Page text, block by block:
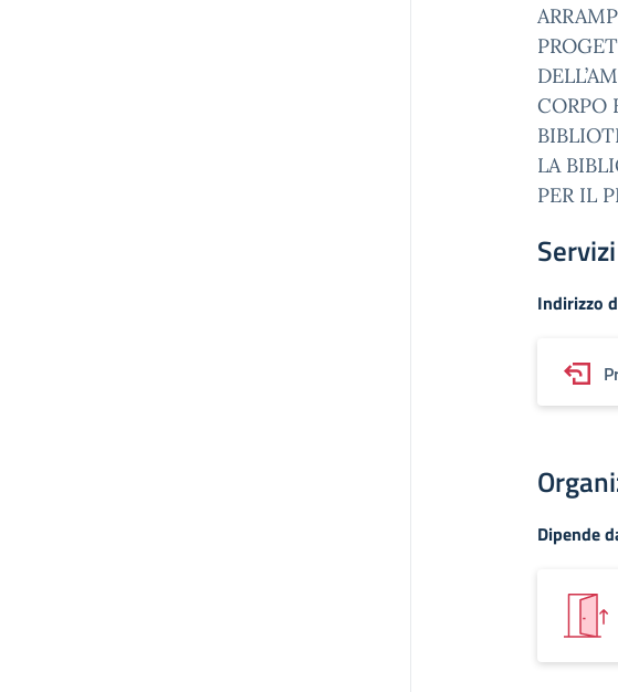
CORPO
LA
PER IL
Servizi
Indirizzo
Dipende